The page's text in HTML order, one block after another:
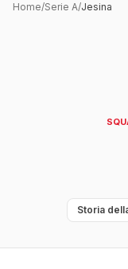
Home/Serie A/Jesina
Storia